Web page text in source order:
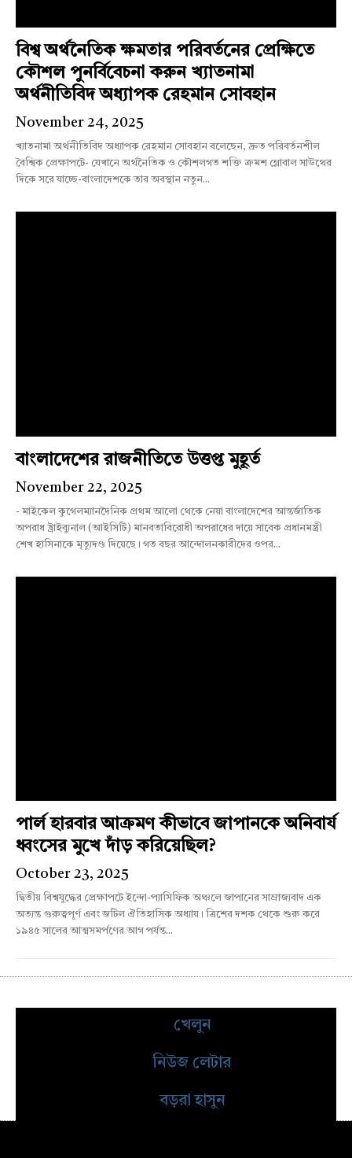
বিশ্ব অর্থনৈতিক ক্ষমতার পরিবর্তনের প্রেক্ষিতে
কৌশল পুনর্বিবেচনা করুন খ্যাতনামা
অর্থনীতিবিদ অধ্যাপক রেহমান সোবহান
November 24, 2025
খ্যাতনামা অর্থনীতিবিদ অধ্যাপক রেহমান সোবহান বলেছেন, দ্রুত পরিবর্তনশীল
বৈশ্বিক প্রেক্ষাপটে- যেখানে অর্থনৈতিক ও কৌশলগত শক্তি ক্রমশ গ্লোবাল সাউথের
দিকে সরে যাচ্ছে-বাংলাদেশকে তার অবস্থান নতুন...
বাংলাদেশের রাজনীতিতে উত্তপ্ত মুহূর্ত
November 22, 2025
- মাইকেল কুগেলম্যানদৈনিক প্রথম আলো থেকে নেয়া বাংলাদেশের আন্তর্জাতিক
অপরাধ ট্রাইব্যুনাল (আইসিটি) মানবতাবিরোধী অপরাধের দায়ে সাবেক প্রধানমন্ত্রী
শেখ হাসিনাকে মৃত্যুদণ্ড দিয়েছে। গত বছর আন্দোলনকারীদের ওপর...
পার্ল হারবার আক্রমণ কীভাবে জাপানকে অনিবার্য
ধ্বংসের মুখে দাঁড় করিয়েছিল?
October 23, 2025
দ্বিতীয় বিশ্বযুদ্ধের প্রেক্ষাপটে ইন্দো-প্যাসিফিক অঞ্চলে জাপানের সাম্রাজ্যবাদ এক
অত্যন্ত গুরুত্বপূর্ণ এবং জটিল ঐতিহাসিক অধ্যায়। ত্রিশের দশক থেকে শুরু করে
১৯৪৫ সালের আত্মসমর্পণের আগ পর্যন্ত...
খেলুন
নিউজ লেটার
বড়রা হাসুন